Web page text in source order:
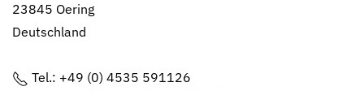
23845 Oering
Deutschland
Tel.: +49 (0) 4535 591126